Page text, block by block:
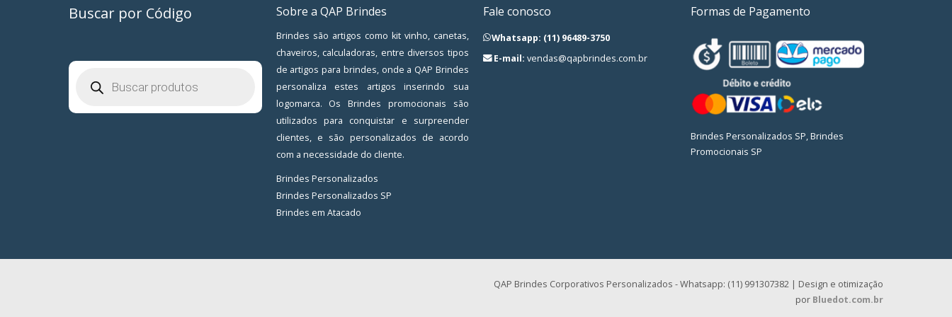
Buscar por Código
produtos
Sobre a QAP Brindes
Brindes são artigos como kit vinho, canetas,
chaveiros, calculadoras, entre diversos tipos
de artigos para brindes, onde a QAP Brindes
personaliza estes artigos inserindo sua
logomarca. Os Brindes promocionais são
utilizados para conquistar e surpreender
clientes, e são personalizados de acordo
com a necessidade do cliente.
Brindes Personalizados
Brindes Personalizados SP
Brindes em Atacado
Fale conosco
Whatsapp: (11) 96489-3750
E-mail: vendas@qapbrindes.com.br
Formas de Pagamento
Brindes Personalizados SP, Brindes
Promocionais SP
QAP Brindes Corporativos Personalizados - Whatsapp: (11) 991307382 | Design e otimização
por Bluedot.com.br